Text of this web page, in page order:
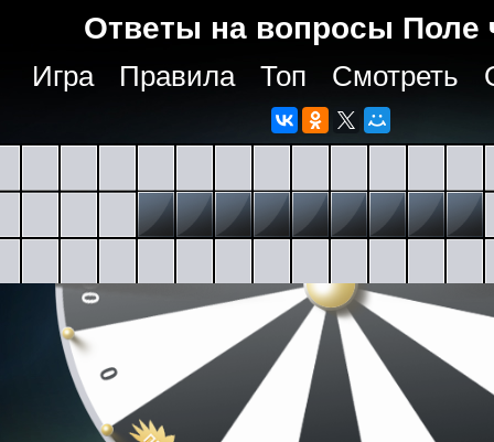
Ответы на вопросы Поле
Игра Правила Топ Смотреть